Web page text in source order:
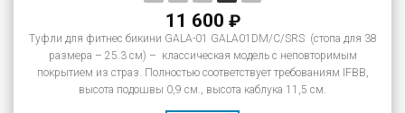
11 600 ₽
Туфли для фитнес бикини GALA-01 GALA01DM/C/SRS (стопа для 38
размера – 25.3 см) – классическая модель с неповторимым
покрытием из страз. Полностью соответствует требованиям IFBB,
высота подошвы 0,9 см., высота каблука 11,5 см.